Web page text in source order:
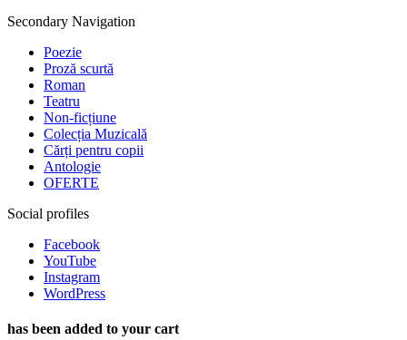
Secondary Navigation
Poezie
Proză scurtă
Roman
Teatru
Non-ficțiune
Colecția Muzicală
Cărți pentru copii
Antologie
OFERTE
Social profiles
Facebook
YouTube
Instagram
WordPress
has been added to your cart